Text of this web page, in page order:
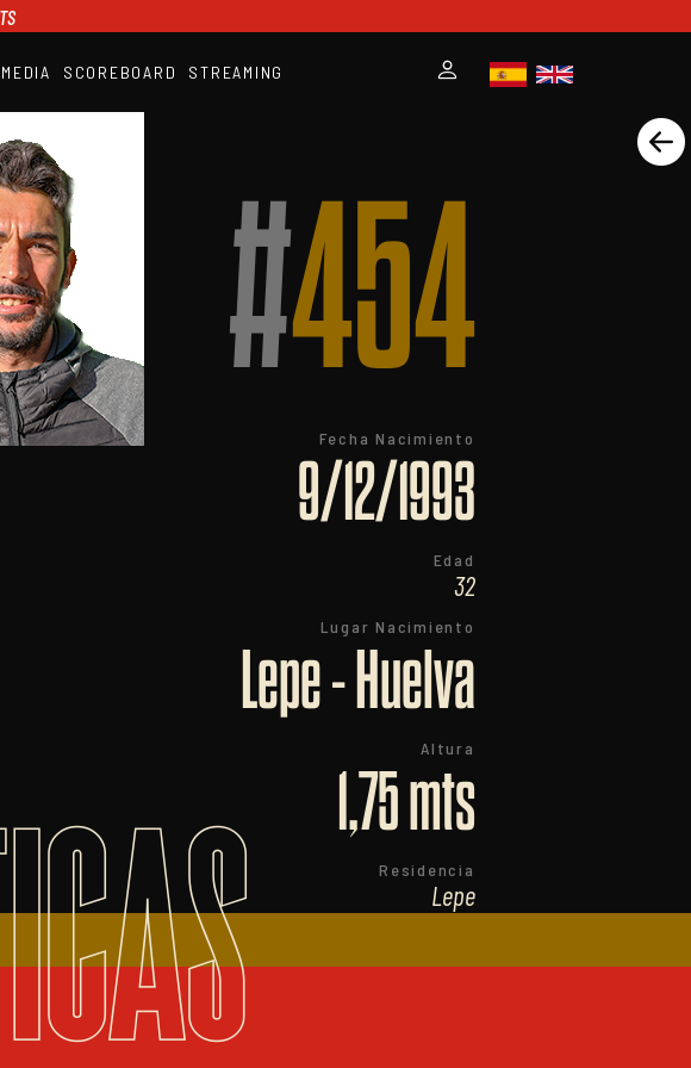
SCOREBOARD STREAMING
#454
Fecha Nacimiento
9/12/1993
Edad
32
Lugar Nacimiento
Lepe - Huelva
Altura
1,75 mts
Residencia
Lepe